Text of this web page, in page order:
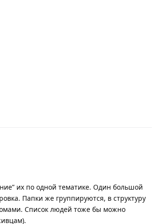
их по одной тематике. Один большой
Папки же группируются, в структуру
Список людей тоже бы можно